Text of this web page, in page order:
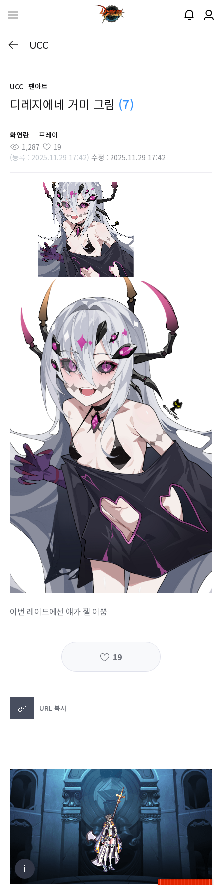
UCC
UCC 팬아트
디레지에네 거미 그림 (7)
화연란
프레이
1,287
19
(등록 : 2025.11.29 17:42) 수정 : 2025.11.29 17:42
이번 레이드에선 얘가 젤 이뿜
19
URL 복사